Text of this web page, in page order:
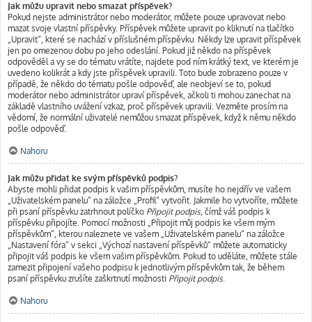
Jak můžu upravit nebo smazat příspěvek?
Pokud nejste administrátor nebo moderátor, můžete pouze upravovat nebo
mazat svoje vlastní příspěvky. Příspěvek můžete upravit po kliknutí na tlačítko
„Upravit“, které se nachází v příslušném příspěvku. Někdy lze upravit příspěvek
jen po omezenou dobu po jeho odeslání. Pokud již někdo na příspěvek
odpověděl a vy se do tématu vrátíte, najdete pod ním krátký text, ve kterém je
uvedeno kolikrát a kdy jste příspěvek upravili. Toto bude zobrazeno pouze v
případě, že někdo do tématu pošle odpověď, ale neobjeví se to, pokud
moderátor nebo administrátor upraví příspěvek, ačkoli ti mohou zanechat na
základě vlastního uvážení vzkaz, proč příspěvek upravili. Vezměte prosím na
vědomí, že normální uživatelé nemůžou smazat příspěvek, když k němu někdo
pošle odpověď.
Nahoru
Jak můžu přidat ke svým příspěvků podpis?
Abyste mohli přidat podpis k vašim příspěvkům, musíte ho nejdřív ve vašem
„Uživatelském panelu“ na záložce „Profil“ vytvořit. Jakmile ho vytvoříte, můžete
při psaní příspěvku zatrhnout políčko Připojit podpis, čímž váš podpis k
příspěvku připojíte. Pomocí možnosti „Připojit můj podpis ke všem mým
příspěvkům“, kterou naleznete ve vašem „Uživatelském panelu“ na záložce
„Nastavení fóra“ v sekci „Výchozí nastavení příspěvků“ můžete automaticky
připojit váš podpis ke všem vašim příspěvkům. Pokud to uděláte, můžete stále
zamezit připojení vašeho podpisu k jednotlivým příspěvkům tak, že během
psaní příspěvku zrušíte zaškrtnutí možnosti Připojit podpis.
Nahoru